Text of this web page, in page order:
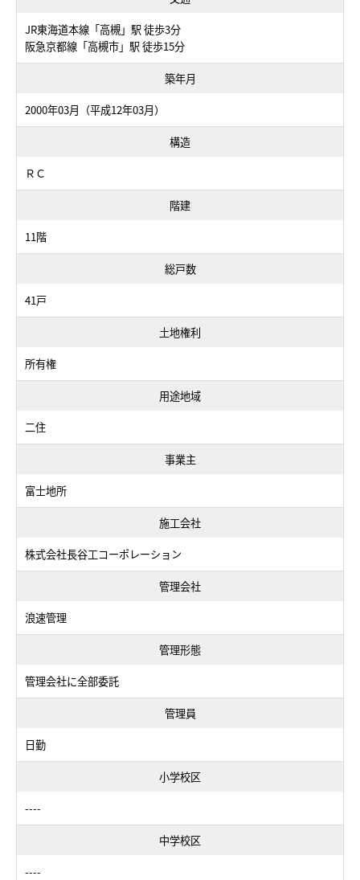
JR東海道本線「高槻」駅 徒歩3分
阪急京都線「高槻市」駅 徒歩15分
築年月
2000年03月（平成12年03月）
構造
ＲＣ
階建
11階
総戸数
41戸
土地権利
所有権
用途地域
二住
事業主
富士地所
施工会社
株式会社長谷工コーポレーション
管理会社
浪速管理
管理形態
管理会社に全部委託
管理員
日勤
小学校区
----
中学校区
----